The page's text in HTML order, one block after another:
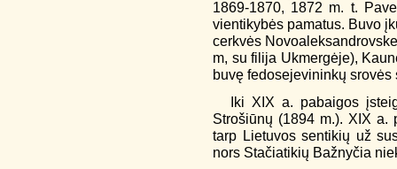
1869-1870, 1872 m. t.
vientikybės pamatus. Buvo
cerkvės
m, su filija Ukmergėje),
buvę fedosejevininkų
Iki XIX a. pabaigos
Strošiūnų (1894 m.). XIX a.
tarp Lietuvos sentikių už
nors Stačiatikių Bažnyčia